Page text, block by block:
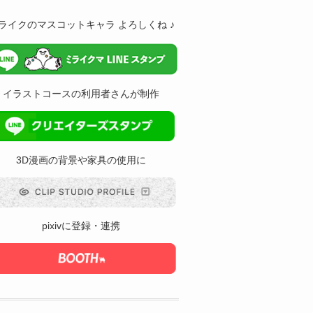
イクのマスコットキャラ よろしくね ♪
イラストコースの利用者さんが制作
3D漫画の背景や家具の使用に
pixivに登録・連携